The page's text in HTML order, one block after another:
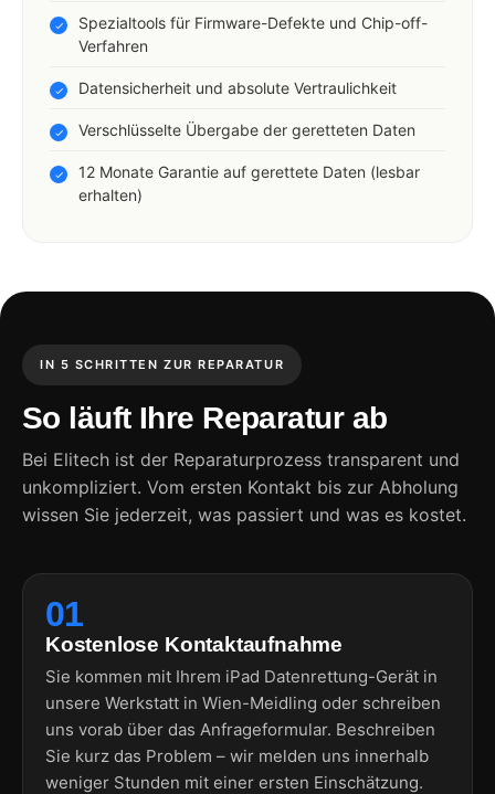
Spezialtools für Firmware-Defekte und Chip-off-
Verfahren
Datensicherheit und absolute Vertraulichkeit
Verschlüsselte Übergabe der geretteten Daten
12 Monate Garantie auf gerettete Daten (lesbar
erhalten)
IN 5 SCHRITTEN ZUR REPARATUR
So läuft Ihre Reparatur ab
Bei Elitech ist der Reparaturprozess transparent und
unkompliziert. Vom ersten Kontakt bis zur Abholung
wissen Sie jederzeit, was passiert und was es kostet.
01
Kostenlose Kontaktaufnahme
Sie kommen mit Ihrem iPad Datenrettung-Gerät in
unsere Werkstatt in Wien-Meidling oder schreiben
uns vorab über das Anfrageformular. Beschreiben
Sie kurz das Problem – wir melden uns innerhalb
weniger Stunden mit einer ersten Einschätzung.